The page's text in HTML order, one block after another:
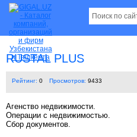
RUSTAL PLUS
Рейтинг: 0 Просмотров: 9433
Агенство недвижимости.
Операции с недвижимостью.
Сбор документов.